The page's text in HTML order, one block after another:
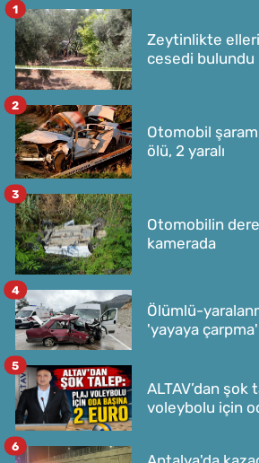
Zeytinlikte elleri
cesedi bulundu
1
Otomobil
ölü, 2 yaralı
2
Otomobilin
kamerada
3
Ölümlü-
'yayaya
4
ALTAV’dan şok
voleybolu için
5
6